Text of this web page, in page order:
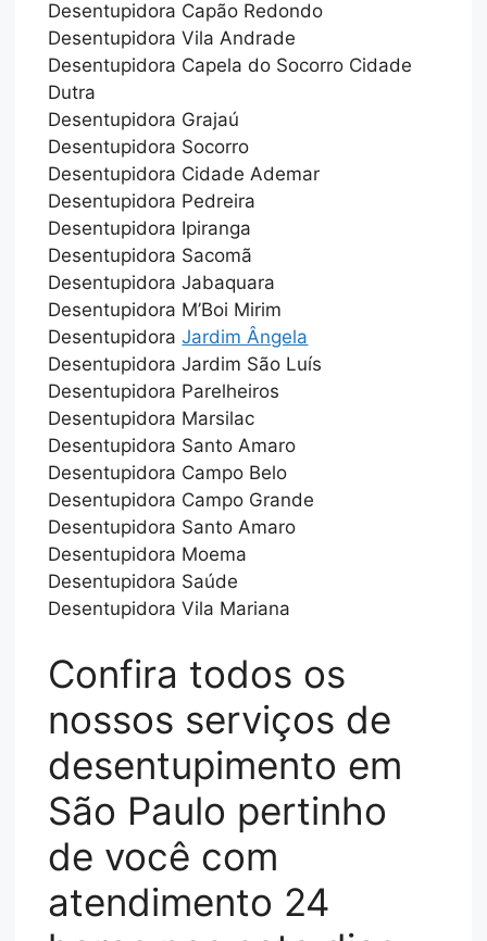
Desentupidora Capão Redondo
Desentupidora Vila Andrade
Desentupidora Capela do Socorro Cidade
Dutra
Desentupidora Grajaú
Desentupidora Socorro
Desentupidora Cidade Ademar
Desentupidora Pedreira
Desentupidora Ipiranga
Desentupidora Sacomã
Desentupidora Jabaquara
Desentupidora M’Boi Mirim
DesentupidoraJardim Ângela
Desentupidora Jardim São Luís
Desentupidora Parelheiros
Desentupidora Marsilac
Desentupidora Santo Amaro
Desentupidora Campo Belo
Desentupidora Campo Grande
Desentupidora Santo Amaro
Desentupidora Moema
Desentupidora Saúde
Desentupidora Vila Mariana
Confira todos os
nossos serviços de
desentupimento em
São Paulo pertinho
de você com
atendimento 24